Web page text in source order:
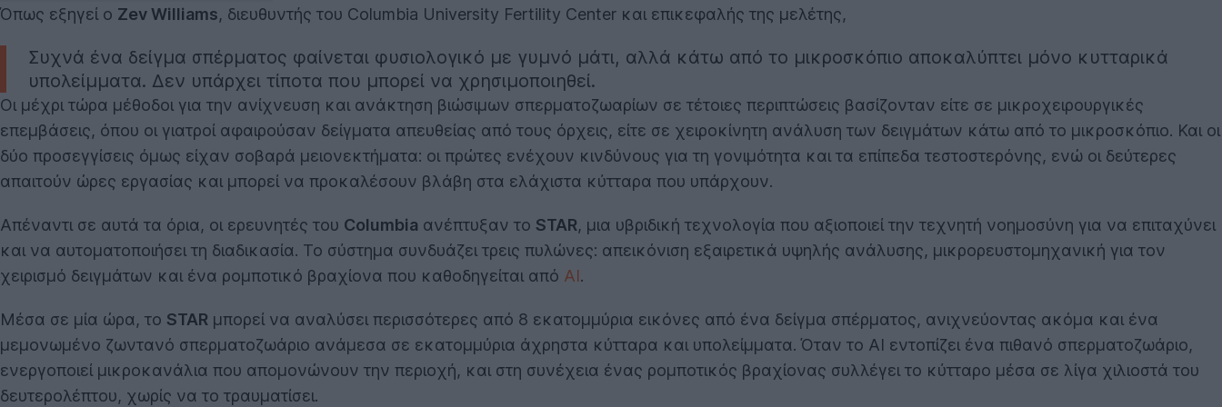
Όπως εξηγεί ο Zev Williams, διευθυντής του Columbia University Fertility Center και επικεφαλής της μελέτης,
Συχνά ένα δείγμα σπέρματος φαίνεται φυσιολογικό με γυμνό μάτι, αλλά κάτω από το μικροσκόπιο αποκαλύπτει μόνο κυτταρικά
υπολείμματα. Δεν υπάρχει τίποτα που μπορεί να χρησιμοποιηθεί.
Οι μέχρι τώρα μέθοδοι για την ανίχνευση και ανάκτηση βιώσιμων σπερματοζωαρίων σε τέτοιες περιπτώσεις βασίζονταν είτε σε μικροχειρουργικές
επεμβάσεις, όπου οι γιατροί αφαιρούσαν δείγματα απευθείας από τους όρχεις, είτε σε χειροκίνητη ανάλυση των δειγμάτων κάτω από το μικροσκόπιο. Και οι
δύο προσεγγίσεις όμως είχαν σοβαρά μειονεκτήματα: οι πρώτες ενέχουν κινδύνους για τη γονιμότητα και τα επίπεδα τεστοστερόνης, ενώ οι δεύτερες
απαιτούν ώρες εργασίας και μπορεί να προκαλέσουν βλάβη στα ελάχιστα κύτταρα που υπάρχουν.
Απέναντι σε αυτά τα όρια, οι ερευνητές του Columbia ανέπτυξαν το STAR, μια υβριδική τεχνολογία που αξιοποιεί την τεχνητή νοημοσύνη για να επιταχύνει
και να αυτοματοποιήσει τη διαδικασία. Το σύστημα συνδυάζει τρεις πυλώνες: απεικόνιση εξαιρετικά υψηλής ανάλυσης, μικρορευστομηχανική για τον
χειρισμό δειγμάτων και ένα ρομποτικό βραχίονα που καθοδηγείται από AI.
Μέσα σε μία ώρα, το STAR μπορεί να αναλύσει περισσότερες από 8 εκατομμύρια εικόνες από ένα δείγμα σπέρματος, ανιχνεύοντας ακόμα και ένα
μεμονωμένο ζωντανό σπερματοζωάριο ανάμεσα σε εκατομμύρια άχρηστα κύτταρα και υπολείμματα. Όταν το AI εντοπίζει ένα πιθανό σπερματοζωάριο,
ενεργοποιεί μικροκανάλια που απομονώνουν την περιοχή, και στη συνέχεια ένας ρομποτικός βραχίονας συλλέγει το κύτταρο μέσα σε λίγα χιλιοστά του
δευτερολέπτου, χωρίς να το τραυματίσει.